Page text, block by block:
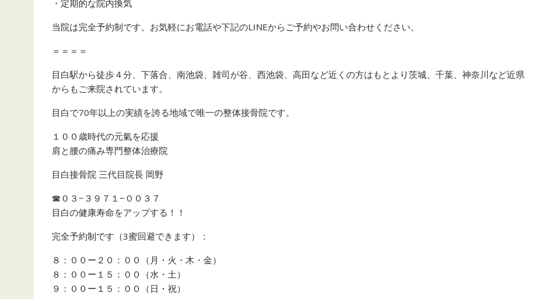
・定期的な院内換気
当院は完全予約制です。お気軽にお電話や下記のLINEからご予約やお問い合わせください。
＝＝＝＝
目白駅から徒歩４分、下落合、南池袋、雑司が谷、西池袋、高田など近くの方はもとより茨城、千葉、神奈川など近県
からもご来院されています。
目白で70年以上の実績を誇る地域で唯一の整体接骨院です。
１００歳時代の元氣を応援
肩と腰の痛み専門整体治療院
目白接骨院 三代目院長 岡野
☎︎０３−３９７１−００３７
目白の健康寿命をアップする！！
完全予約制です（3蜜回避できます）：
８：００ー２０：００（月・火・木・金）
８：００ー１５：００（水・土）
９：００ー１５：００（日・祝）